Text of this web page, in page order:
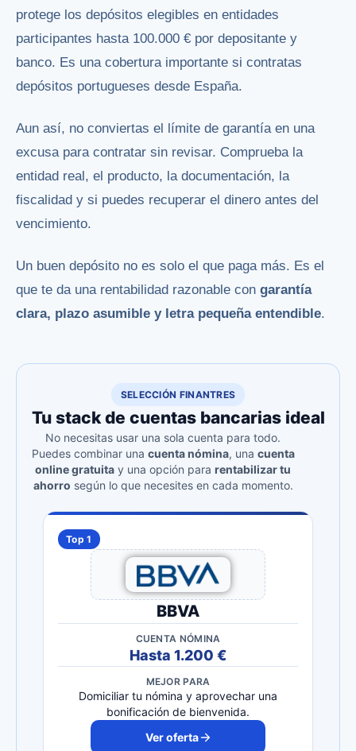
protege los depósitos elegibles en entidades
participantes hasta 100.000 € por depositante y
banco. Es una cobertura importante si contratas
depósitos portugueses desde España.
Aun así, no conviertas el límite de garantía en una
excusa para contratar sin revisar. Comprueba la
entidad real, el producto, la documentación, la
fiscalidad y si puedes recuperar el dinero antes del
vencimiento.
Un buen depósito no es solo el que paga más. Es el
que te da una rentabilidad razonable con garantía
clara, plazo asumible y letra pequeña entendible.
SELECCIÓN FINANTRES
Tu stack de cuentas bancarias ideal
No necesitas usar una sola cuenta para todo.
Puedes combinar una cuenta nómina, una cuenta
online gratuita y una opción para rentabilizar tu
ahorro según lo que necesites en cada momento.
Top 1
BBVA
CUENTA NÓMINA
Hasta 1.200 €
MEJOR PARA
Domiciliar tu nómina y aprovechar una
bonificación de bienvenida.
Ver oferta